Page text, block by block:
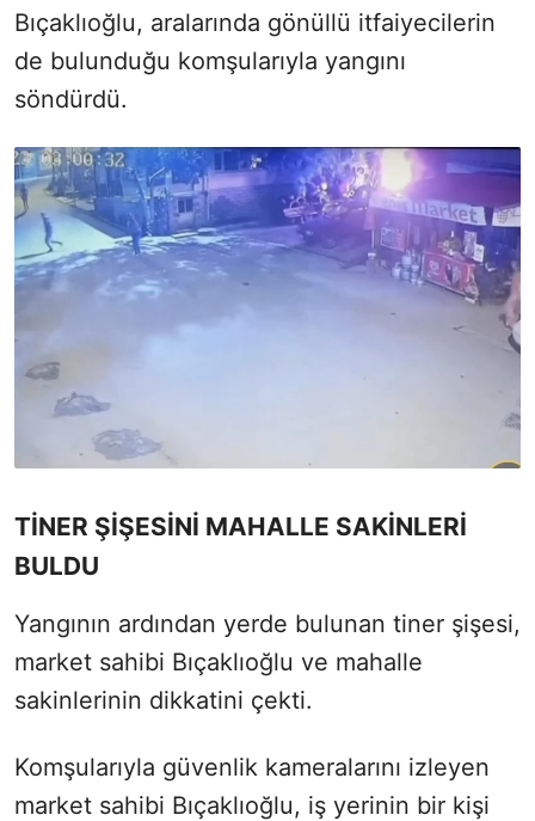
Bıçaklıoğlu, aralarında gönüllü itfaiyecilerin
de bulunduğu komşularıyla yangını
söndürdü.
TİNER ŞİŞESİNİ MAHALLE SAKİNLERİ
BULDU
Yangının ardından yerde bulunan tiner şişesi,
market sahibi Bıçaklıoğlu ve mahalle
sakinlerinin dikkatini çekti.
Komşularıyla güvenlik kameralarını izleyen
market sahibi Bıçaklıoğlu, iş yerinin bir kişi